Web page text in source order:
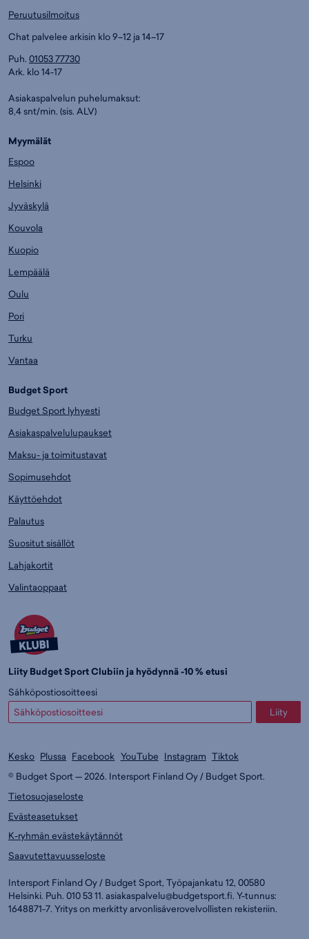
Peruutusilmoitus
Chat palvelee arkisin klo 9–12 ja 14–17
Puh. 01053 77730
Ark. klo 14-17
Asiakaspalvelun puhelumaksut:
8,4 snt/min. (sis. ALV)
Myymälät
Espoo
Helsinki
Jyväskylä
Kouvola
Kuopio
Lempäälä
Oulu
Pori
Turku
Vantaa
Budget Sport
Budget Sport lyhyesti
Asiakaspalvelulupaukset
Maksu- ja toimitustavat
Sopimusehdot
Käyttöehdot
Palautus
Suositut sisällöt
Lahjakortit
Valintaoppaat
Liity Budget Sport Clubiin ja hyödynnä -10 % etusi
Sähköpostiosoitteesi
Liity
Kesko Plussa Facebook YouTube Instagram Tiktok
© Budget Sport — 2026. Intersport Finland Oy / Budget Sport.
Tietosuojaseloste
Evästeasetukset
K-ryhmän evästekäytännöt
Saavutettavuusseloste
Intersport Finland Oy / Budget Sport, Työpajankatu 12, 00580
Helsinki. Puh. 010 53 11. asiakaspalvelu@budgetsport.fi. Y-tunnus:
1648871-7. Yritys on merkitty arvonlisäverovelvollisten rekisteriin.